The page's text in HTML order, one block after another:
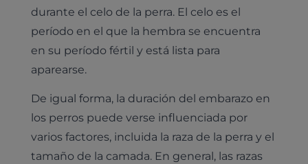
durante el celo de la perra. El celo es el
período en el que la hembra se encuentra
en su período fértil y está lista para
aparearse.
De igual forma, la duración del embarazo en
los perros puede verse influenciada por
varios factores, incluida la raza de la perra y el
tamaño de la camada. En general, las razas